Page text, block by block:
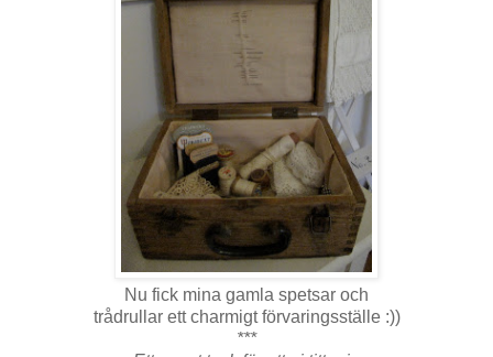
Nu fick mina gamla spetsar och
trådrullar ett charmigt förvaringsställe :))
***